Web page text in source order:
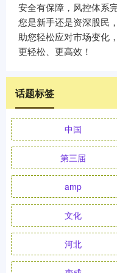
安全有保障，风控体系
您是新手还是资深股民
助您轻松应对市场变化
更轻松、更高效！
话题标签
中国
第三届
amp
文化
河北